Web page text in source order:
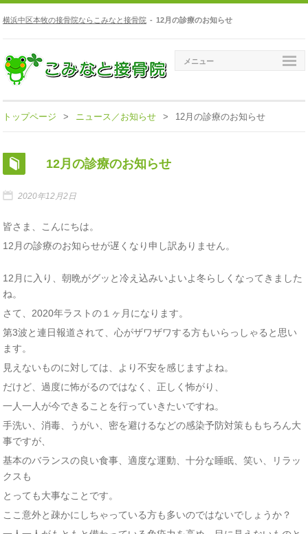
横浜中区本牧の接骨院ならこみなと接骨院 - 12月の診療のお知らせ
メニュー
トップページ > ニュース／お知らせ > 12月の診療のお知らせ
12月の診療のお知らせ
2020年12月2日
皆さま、こんにちは。
12月の診療のお知らせが遅くなり申し訳ありません。
12月に入り、朝晩がグッと冷え込みいよいよ冬らしくなってきました
ね。
さて、2020年ラストの１ヶ月になります。
第3波と連日報道されて、心がザワザワする方もいらっしゃると思い
ます。
見えないものに対しては、より不安を感じますよね。
だけど、過度に怖がるのではなく、正しく怖がり、
一人一人が今できることを行っていきたいですね。
手洗い、消毒、うがい、密を避けるなどの感染予防対策ももちろん大
事ですが、
基本のバランスの良い食事、適度な運動、十分な睡眠、笑い、リラッ
クスも
とっても大事なことです。
ここ意外と疎かにしちゃっている方も多いのではないでしょうか？